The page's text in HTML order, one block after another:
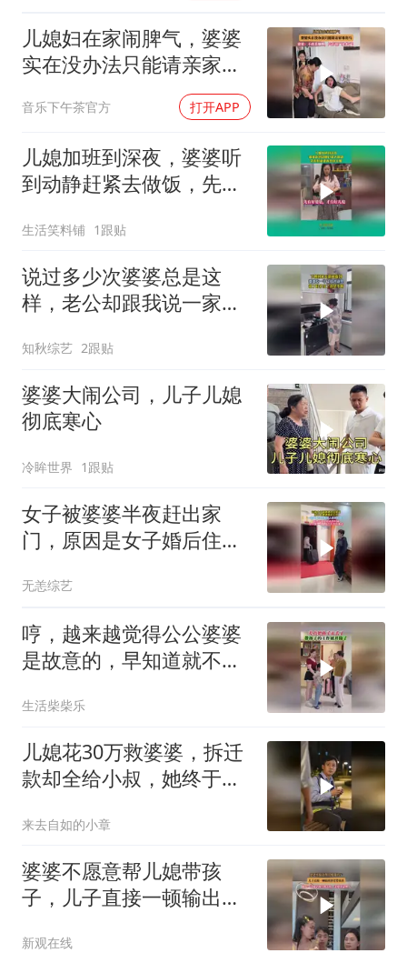
儿媳妇在家闹脾气，婆婆
实在没办法只能请亲家母
音乐下午茶官方 打开APP
儿媳加班到深夜，婆婆听
到动静赶紧去做饭，先有
生活笑料铺 1跟贴
说过多少次婆婆总是这
样，老公却跟我说一家人
知秋综艺 2跟贴
婆婆大闹公司，儿子儿媳
彻底寒心
冷眸世界 1跟贴
女子被婆婆半夜赶出家
门，原因是女子婚后住的
无恙综艺
哼，越来越觉得公公婆婆
是故意的，早知道就不让
生活柴柴乐
儿媳花30万救婆婆，拆迁
款却全给小叔，她终于爆
来去自如的小章
婆婆不愿意帮儿媳带孩
子，儿子直接一顿输出替
新观在线